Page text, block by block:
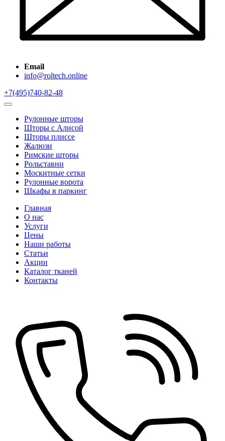
Email
info@roltech.online
+7(495)740-82-48
Рулонные шторы
Шторы с Алисой
Шторы плиссе
Жалюзи
Римские шторы
Рольставни
Москитные сетки
Рулонные ворота
Шкафы в паркинг
Главная
О нас
Услуги
Цены
Наши работы
Статьи
Акции
Каталог тканей
Контакты